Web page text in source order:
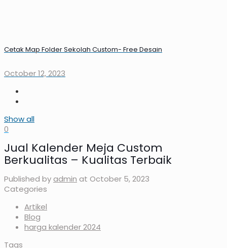
Cetak Map Folder Sekolah Custom- Free Desain
October 12, 2023
Show all
0
Jual Kalender Meja Custom
Berkualitas – Kualitas Terbaik
Published byadmin at October 5, 2023
Categories
Artikel
Blog
harga kalender 2024
Tags